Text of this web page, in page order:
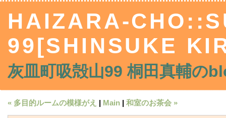
HAIZARA-
99[SHINSUKE
灰皿町吸殻山99 桐田真輔の
« 多目的ルームの模様がえ | Main | 和室のお茶会 »